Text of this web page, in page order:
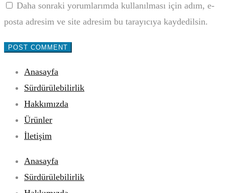
Daha sonraki yorumlarımda kullanılması için adım, e-
posta adresim ve site adresim bu tarayıcıya kaydedilsin.
Anasayfa
Sürdürülebilirlik
Hakkımızda
Ürünler
İletişim
Anasayfa
Sürdürülebilirlik